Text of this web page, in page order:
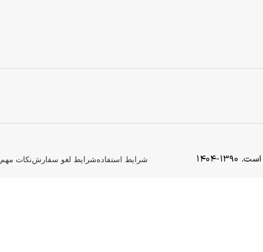
1404 شرایط استفادهشرایط لغو سفارشنکات مهم